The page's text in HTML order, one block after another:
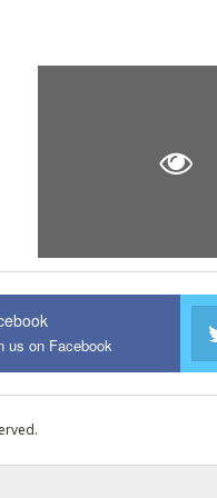
us on Facebook